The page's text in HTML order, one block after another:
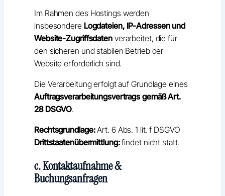
Im Rahmen des Hostings werden
insbesondere Logdateien, IP-Adressen und
Website-Zugriffsdatenverarbeitet, die für
den sicheren und stabilen Betrieb der
Website erforderlich sind.
Die Verarbeitung erfolgt auf Grundlage eines
Auftragsverarbeitungsvertrags gemäß Art.
28 DSGVO.
Rechtsgrundlage:Art. 6 Abs. 1 lit. f DSGVO
Drittstaatenübermittlung:findet nicht statt.
c. Kontaktaufnahme &
Buchungsanfragen